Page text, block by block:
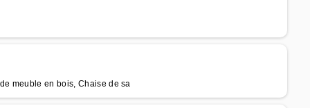
meuble en bois, Chaise de sa